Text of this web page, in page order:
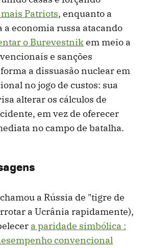
Patriots, enquanto a
economia russa atacando
o Burevestnikem meio a
e sanções
a dissuasão nuclear em
no jogo de custos: sua
alterar os cálculos de
em vez de oferecer
no campo de batalha.
a Rússia de "tigre de
a Ucrânia rapidamente),
a paridade simbólica :
convencional